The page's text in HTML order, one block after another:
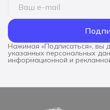
Нажимая «Подписаться», вы
указанных персональных
информационной и